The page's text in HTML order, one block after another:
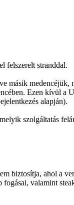
felszerelt stranddal.
másik medencéjük,
Ezen kívül a
alapján).
szolgáltatás
biztosítja, ahol a
valamint